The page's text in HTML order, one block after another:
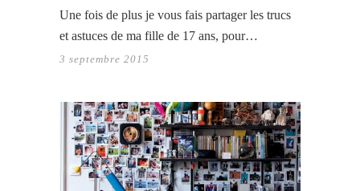
Une fois de plus je vous fais partager les trucs
et astuces de ma fille de 17 ans, pour…
3 septembre 2015